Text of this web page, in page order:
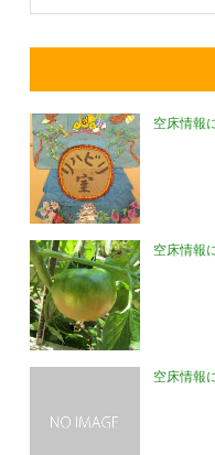
空床情報
空床情報
空床情報